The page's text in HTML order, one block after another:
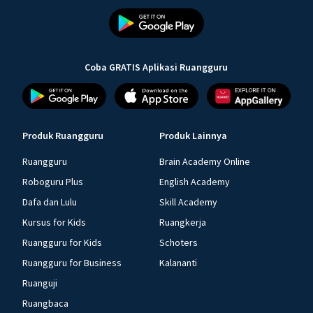
Coba GRATIS Aplikasi Ruangguru
Produk Ruangguru
Ruangguru
Roboguru Plus
Dafa dan Lulu
Kursus for Kids
Ruangguru for Kids
Ruangguru for Business
Ruanguji
Ruangbaca
Produk Lainnya
Brain Academy Online
English Academy
Skill Academy
Ruangkerja
Schoters
Kalananti